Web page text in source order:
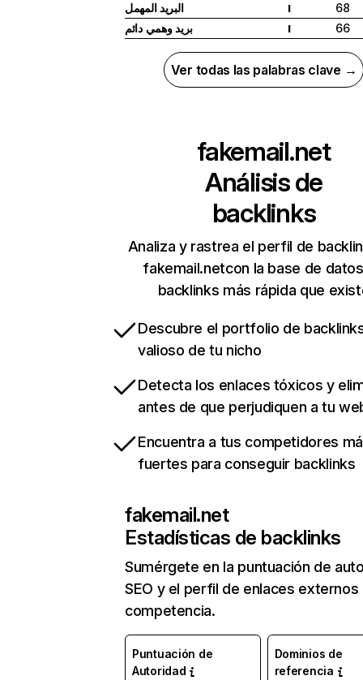
البريد المهمل
I
68
بريد وهمي دائم
I 66
Ver todas las palabras clave →
fakemail.net
Análisis de
backlinks
Analiza y rastrea el perfil de
fakemail.netcon la base de
backlinks más rápida que
Descubre el portfolio de
valioso de tu nicho
Detecta los enlaces tóxicos y
antes de que perjudiquen a tu
Encuentra a tus competidores
fuertes para conseguir backlinks
fakemail.net
Estadísticas de backlinks
Sumérgete en la puntuación de
SEO y el perfil de enlaces externos
competencia.
Puntuación de
Autoridad
Dominios de
referencia